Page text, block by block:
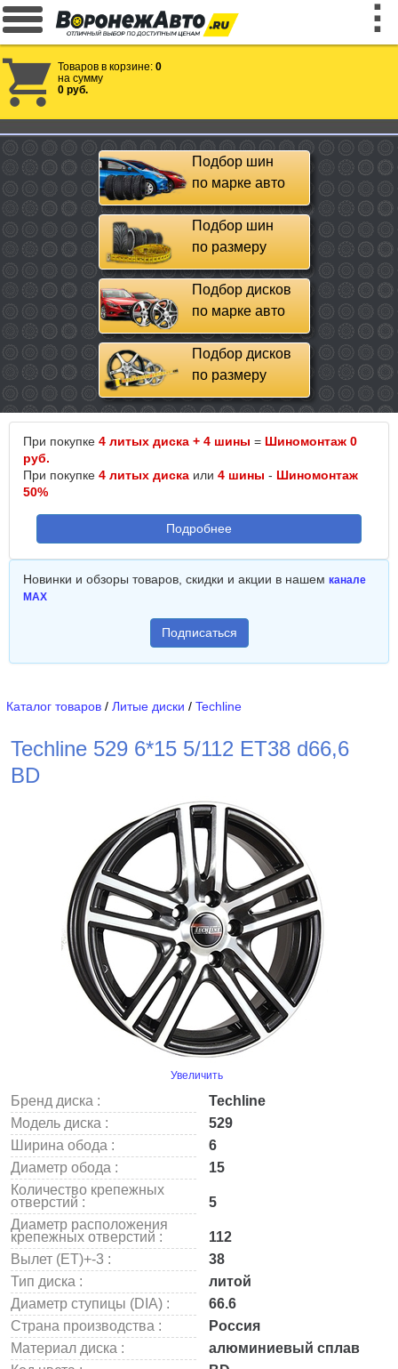
Товаров в корзине: 0
на сумму
0 руб.
Подбор шин
по марке авто
Подбор шин
по размеру
Подбор дисков
по марке авто
Подбор дисков
по размеру
При покупке 4 литых диска + 4 шины = Шиномонтаж 0
руб.
При покупке 4 литых диска или 4 шины - Шиномонтаж
50%
Подробнее
Новинки и обзоры товаров, скидки и акции в нашем канале
MAX
Подписаться
Каталог товаров / Литые диски / Techline
Techline 529 6*15 5/112 ET38 d66,6
BD
Увеличить
Бренд диска :
Techline
Модель диска :
529
Ширина обода :
6
Диаметр обода :
15
Количество крепежных
отверстий :
5
Диаметр расположения
крепежных отверстий :
112
Вылет (ET)+-3 :
38
Тип диска :
литой
Диаметр ступицы (DIA) :
66.6
Страна производства :
Россия
Материал диска :
алюминиевый сплав